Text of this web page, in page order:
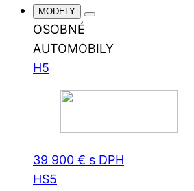
MODELY
OSOBNÉ
AUTOMOBILY
H5
39 900 € s DPH
HS5